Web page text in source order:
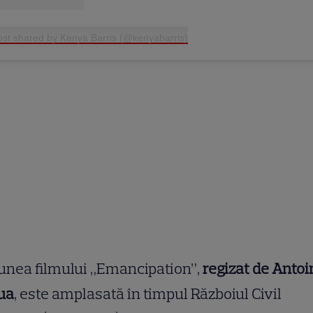
shared by Kenya Barris (@kenyabarris)
filmului „Emancipation”,regizat de
, este amplasată în timpul Războiul Civil